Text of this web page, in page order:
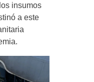
insumos
a este